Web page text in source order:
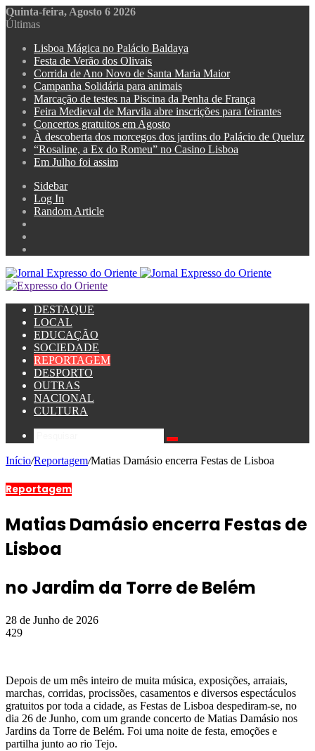
Quinta-feira, Agosto 6 2026
Últimas
Lisboa Mágica no Palácio Baldaya
Festa de Verão dos Olivais
Corrida de Ano Novo de Santa Maria Maior
Campanha Solidária para animais
Marcação de testes na Piscina da Penha de França
Feira Medieval de Marvila abre inscrições para feirantes
Concertos gratuitos em Agosto
À descoberta dos morcegos dos jardins do Palácio de Queluz
“Rosaline, a Ex do Romeu” no Casino Lisboa
Em Julho foi assim
Sidebar
Log In
Random Article
DESTAQUE
LOCAL
EDUCAÇÃO
SOCIEDADE
REPORTAGEM
DESPORTO
OUTRAS
NACIONAL
CULTURA
Início/Reportagem/Matias Damásio encerra Festas de Lisboa
Reportagem
Matias Damásio encerra Festas de
Lisboa
no Jardim da Torre de Belém
28 de Junho de 2026
429
Depois de um mês inteiro de muita música, exposições, arraiais,
marchas, corridas, procissões, casamentos e diversos espectáculos
gratuitos por toda a cidade, as Festas de Lisboa despediram-se, no
dia 26 de Junho, com um grande concerto de Matias Damásio nos
Jardins da Torre de Belém. Foi uma noite de festa, emoções e
partilha junto ao rio Tejo.